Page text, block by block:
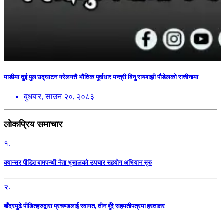
माडीमा दुई पुल उद्घाटन गरेलगत्तै भौतिक पूर्वाधार मन्त्री बिनु रायमाझी पौडेलको राजीनामा
बुधबार, साउन २०, २०८३
लोकप्रिय समाचार
१.
क्यान्सर पीडित बामपन्थी नेता भुसालकाे उपचार सहयोग अभियान सुरु
२.
बाँदरमुढे पीडितहरुद्वारा प्रचण्डलाई स्वागत, तीन बुँदे सहमतीपत्रमा हस्ताक्षर